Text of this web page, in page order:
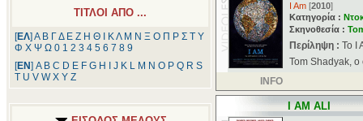
ΤΙΤΛΟΙ ΑΠΟ ...
[ΕΛ] Α Β ΓΔ Ε Ζ Η Θ ΚΛ Μ Ν Ξ Ο Π Ρ Σ Τ Υ
Φ Χ Ψ Ω 0 1 2 3 4 5 6 7 8 9
[ΕΝ] A B C D E F G H J K L M N O P Q R S
T U V W X Y Z
I Am [2010]
Κατηγορία :
Σκηνοθεσία :
Περίληψη : Το I
Tom Shadyak, ο
INFO
I AM ALI